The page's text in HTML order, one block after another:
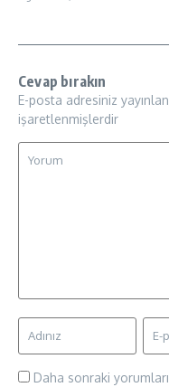
Cevap bırakın
E-posta adresiniz
işaretlenmişlerdir
Daha sonraki